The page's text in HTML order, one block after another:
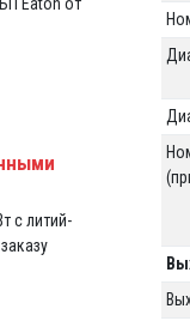
Eaton от
с литий-